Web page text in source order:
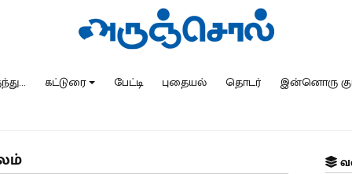
கட்டுரை பேட்டி புதையல் தொடர் இன்னொரு